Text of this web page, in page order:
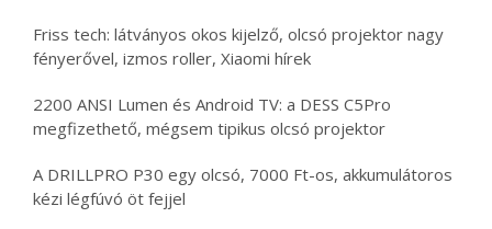
Friss tech: látványos okos kijelző, olcsó projektor nagy
fényerővel, izmos roller, Xiaomi hírek
2200 ANSI Lumen és Android TV: a DESS C5Pro
megfizethető, mégsem tipikus olcsó projektor
A DRILLPRO P30 egy olcsó, 7000 Ft-os, akkumulátoros
kézi légfúvó öt fejjel